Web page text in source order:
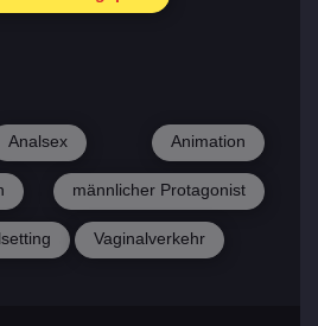
Analsex Animation
männlicher Protagonist
Vaginalverkehr